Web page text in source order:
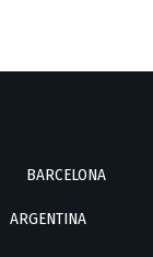
BARCELONA
ARGENTINA